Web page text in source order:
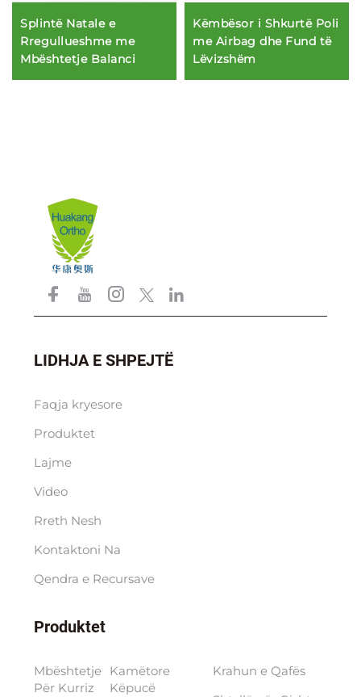
Splintë Natale e
Rregullueshme me
Mbështetje Balanci
Këmbësor i Shkurtë Poli
me Airbag dhe Fund të
Lëvizshëm
LIDHJA E SHPEJTË
Faqja kryesore
Produktet
Lajme
Video
Rreth Nesh
Kontaktoni Na
Qendra e Rесursave
Produktet
Mbështetje
Për Kurriz
Kamëtore
Këpucë
Krahun e Qafës